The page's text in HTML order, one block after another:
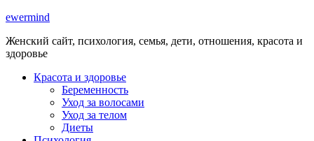
ewermind
Женский сайт, психология, семья, дети, отношения, красота и
здоровье
Красота и здоровье
Беременность
Уход за волосами
Уход за телом
Диеты